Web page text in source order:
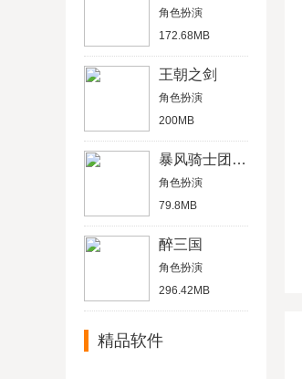
角色扮演
172.68MB
王朝之剑
角色扮演
200MB
暴风骑士团全军出击
角色扮演
79.8MB
醉三国
角色扮演
296.42MB
精品软件